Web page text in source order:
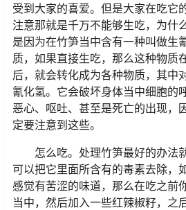
受到大家的喜爱。但是大家在吃它
注意那就是千万不能够生吃，为什
是因为在竹笋当中含有一种叫做生
质，如果直接生吃，那么这种物质
后，就会转化成为各种物质，其中
氰化氢。它会破坏身体当中细胞的
恶心、呕吐、甚至是死亡的出现，
定要注意到这些。
怎么吃。处理竹笋最好的办法
可以把它里面所含有的毒素去除，
感觉有苦涩的味道，那么在吃之前
当中，然后加入一些红辣椒籽，之